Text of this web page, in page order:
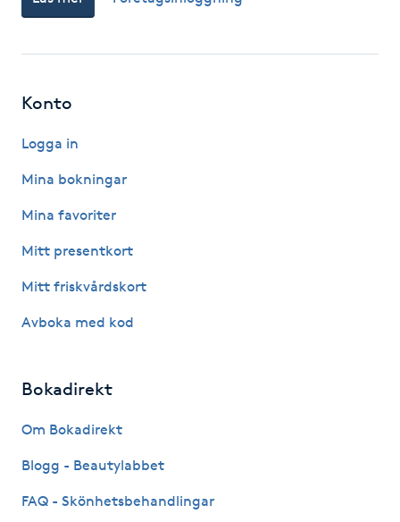
Fettreducering
Fillers
Fotvård
Konto
Logga in
Mina bokningar
Mina favoriter
Mitt presentkort
Mitt friskvårdskort
Avboka med kod
Bokadirekt
Om Bokadirekt
Blogg - Beautylabbet
FAQ - Skönhetsbehandlingar